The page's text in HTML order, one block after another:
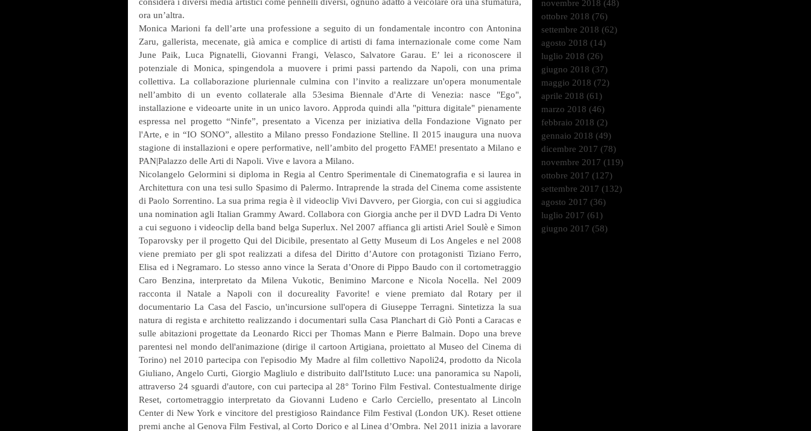
ora un’altra.
Monica Marioni fa dell’arte una professione a seguito di un fondamentale incontro con Antonina
Zaru, gallerista, mecenate, già amica e complice di artisti di fama internazionale come come Nam
June Paik, Luca Pignatelli, Giovanni Frangi, Velasco, Salvatore Garau. E’ lei a riconoscere il
potenziale di Monica, spingendola a muovere i primi passi partendo da Napoli, con una prima
collettiva. La collaborazione pluriennale culmina con l’invito a realizzare un'opera monumentale
nell’ambito di un evento collaterale alla 53esima Biennale d'Arte di Venezia: nasce "Ego",
installazione e videoarte unite in un unico lavoro. Approda quindi alla "pittura digitale" pienamente
espressa nel progetto “Ninfe”, presentato a Vicenza per iniziativa della Fondazione Vignato per
l'Arte, e in “IO SONO”, allestito a Milano presso Fondazione Stelline. Il 2015 inaugura una nuova
stagione di installazioni e opere performative, nell’ambito del progetto FAME! presentato a Milano e
PAN|Palazzo delle Arti di Napoli. Vive e lavora a Milano.
Nicolangelo Gelormini si diploma in Regia al Centro Sperimentale di Cinematografia e si laurea in
Architettura con una tesi sullo Spasimo di Palermo. Intraprende la strada del Cinema come assistente
di Paolo Sorrentino. La sua prima regia è il videoclip Vivi Davvero, per Giorgia, con cui si aggiudica
una nomination agli Italian Grammy Award. Collabora con Giorgia anche per il DVD Ladra Di Vento
a cui seguono i videoclip della band belga Superlux. Nel 2007 affianca gli artisti Ariel Soulè e Simon
Toparovsky per il progetto Qui del Dicibile, presentato al Getty Museum di Los Angeles e nel 2008
viene premiato per gli spot realizzati a difesa del Diritto d’Autore con protagonisti Tiziano Ferro,
Elisa ed i Negramaro. Lo stesso anno vince la Serata d’Onore di Pippo Baudo con il cortometraggio
Caro Benzina, interpretato da Milena Vukotic, Benimino Marcone e Nicola Nocella. Nel 2009
racconta il Natale a Napoli con il docureality Favorite! e viene premiato dal Rotary per il
documentario La Casa del Fascio, un'incursione sull'opera di Giuseppe Terragni. Sintetizza la sua
natura di regista e architetto realizzando i documentari sulla Casa Planchart di Giò Ponti a Caracas e
sulle abitazioni progettate da Leonardo Ricci per Thomas Mann e Pierre Balmain. Dopo una breve
parentesi nel mondo dell'animazione (dirige il cartoon Artigiana, proiettato al Museo del Cinema di
Torino) nel 2010 partecipa con l'episodio My Madre al film collettivo Napoli24, prodotto da Nicola
Giuliano, Angelo Curti, Giorgio Magliulo e distribuito dall'Istituto Luce: una panoramica su Napoli,
attraverso 24 sguardi d'autore, con cui partecipa al 28° Torino Film Festival. Contestualmente dirige
Reset, cortometraggio interpretato da Giovanni Ludeno e Carlo Cerciello, presentato al Lincoln
Center di New York e vincitore del prestigioso Raindance Film Festival (London UK). Reset ottiene
premi anche al Genova Film Festival, al Corto Dorico e al Linea d’Ombra. Nel 2011 inizia a lavorare
novembre 2018 (48)
ottobre 2018 (76)
settembre 2018 (62)
agosto 2018 (14)
luglio 2018 (26)
giugno 2018 (37)
maggio 2018 (72)
aprile 2018 (61)
marzo 2018 (46)
febbraio 2018 (2)
gennaio 2018 (49)
dicembre 2017 (78)
novembre 2017 (119)
ottobre 2017 (127)
settembre 2017 (132)
agosto 2017 (36)
luglio 2017 (61)
giugno 2017 (58)